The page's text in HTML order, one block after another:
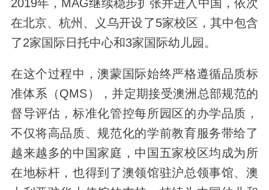
2019年，MAG继续稳步扩张并进入中国，依次
在北京、杭州、义乌开设了5家校区，其中包含
了2家国际日托中心和3家国际幼儿园。
在这个过程中，澳蒙国际始终严格遵循品质标
准体系（QMS），并定期接受澳洲总部规范的
督导评估，标准化管控每所园区的办学品质，
不仅将高品质、规范化的学前教育服务带给了
越来越多的中国家庭，中国五家校区均成为所
在地标杆，也得到了澳领馆驻沪总领事馆、澳